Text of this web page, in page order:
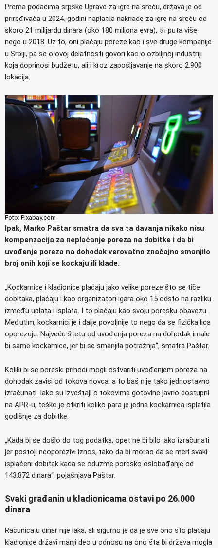
Prema podacima srpske Uprave za igre na sreću, država je od
priređivača u 2024. godini naplatila naknade za igre na sreću od
skoro 21 milijardu dinara (oko 180 miliona evra), tri puta više
nego u 2018. Uz to, oni plaćaju poreze kao i sve druge kompanije
u Srbiji, pa se o ovoj delatnosti govori kao o ozbiljnoj industriji
koja doprinosi budžetu, ali i kroz zapošljavanje na skoro 2.900
lokacija.
Foto: Pixabay.com
Ipak, Marko Paštar smatra da sva ta davanja nikako nisu
kompenzacija za neplaćanje poreza na dobitke i da bi
uvođenje poreza na dohodak verovatno značajno smanjilo
broj onih koji se kockaju ili klade.
„Kockarnice i kladionice plaćaju jako velike poreze što se tiče
dobitaka, plaćaju i kao organizatori igara oko 15 odsto na razliku
između uplata i isplata. I to plaćaju kao svoju poresku obavezu.
Međutim, kockarnici je i dalje povoljnije to nego da se fizička lica
oporezuju. Najveću štetu od uvođenja poreza na dohodak imale
bi same kockarnice, jer bi se smanjila potražnja“, smatra Paštar.
Koliki bi se poreski prihodi mogli ostvariti uvođenjem poreza na
dohodak zavisi od tokova novca, a to baš nije tako jednostavno
izračunati. Iako su izveštaji o tokovima gotovine javno dostupni
na APR-u, teško je otkriti koliko para je jedna kockarnica isplatila
godišnje za dobitke.
„Kada bi se došlo do tog podatka, opet ne bi bilo lako izračunati
jer postoji neoporezivi iznos, tako da bi morao da se meri svaki
isplaćeni dobitak kada se oduzme poresko oslobađanje od
143.872 dinara“, pojašnjava Paštar.
Svaki građanin u kladionicama ostavi po 26.000
dinara
Računica u dinar nije laka, ali sigurno je da je sve ono što plaćaju
kladionice državi manji deo u odnosu na ono šta bi država mogla